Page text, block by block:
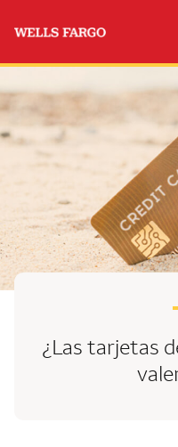
¿Las tarjetas